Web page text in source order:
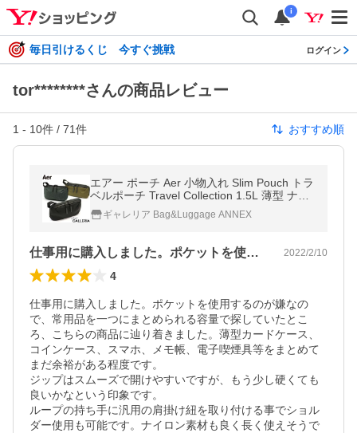
i
毎日引けるくじ 今すぐ挑戦 ログイン
tor********さんの商品レビュー
1 - 10件 / 71件 おすすめ順
エアー ポーチ Aer 小物入れ Slim Pouch トラ
ベルポーチ Travel Collection 1.5L 薄型 ナイ
ロン ファスナー付き メンズ レディース 旅行
爆買ギャレリア Bag&Luggage ANNEX
仕事用に購入しました。ポケットを使用す… 2022/2/10
4
仕事用に購入しました。ポケットを使用するのが嫌なの
で、常用品を一つにまとめられる容量で探していたとこ
ろ、こちらの商品に辿り着きました。薄型カードケース、
コインケース、スマホ、メモ帳、電子喫煙具等をまとめて
まだ余裕がある程度です。
ジップはスムーズで開けやすいですが、もう少し硬くても
良いかなという印象です。
ループの持ち手に汎用の肩掛け紐を取り付ける事でショル
ダー使用も可能です。ナイロン素材も良く長く使えそうで